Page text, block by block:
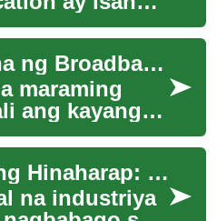
teknolohiya
sa paraan ng
ugnayan... Bagong Mukha ng Broadband sa Linya ng Kuryente
maraming
ang kayang
gamit
May
Mga Bangko ng Hinaharap: Pagbabago ng Tradisyunal na Sistema sa Pamamagitan ng AI at Robotics
na industriya